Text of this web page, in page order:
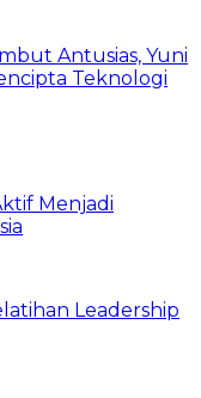
Antusias, Yuni
Teknologi
Menjadi
Leadership